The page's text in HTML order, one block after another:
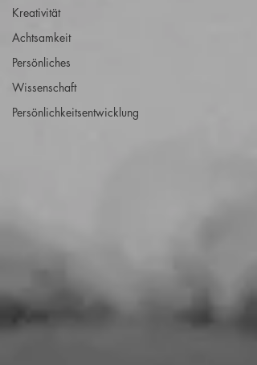
Kreativität
Achtsamkeit
Persönliches
Wissenschaft
Persönlichkeitsentwicklung